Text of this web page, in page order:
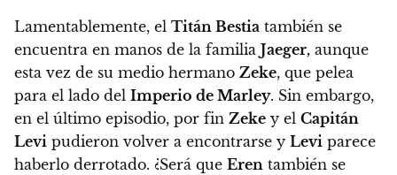
Lamentablemente, el Titán Bestia también se
encuentra en manos de la familia Jaeger, aunque
esta vez de su medio hermano Zeke, que pelea
para el lado del Imperio de Marley. Sin embargo,
en el último episodio, por fin Zeke y el Capitán
Levi pudieron volver a encontrarse y Levi parece
haberlo derrotado. ¿Será que Eren también se